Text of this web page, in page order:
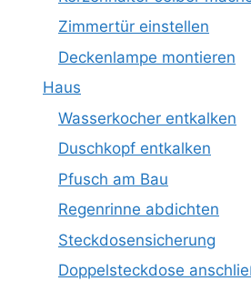
Zimmertür einstellen
Deckenlampe montieren
Haus
Wasserkocher entkalken
Duschkopf entkalken
Pfusch am Bau
Regenrinne abdichten
Steckdosensicherung
Doppelsteckdose